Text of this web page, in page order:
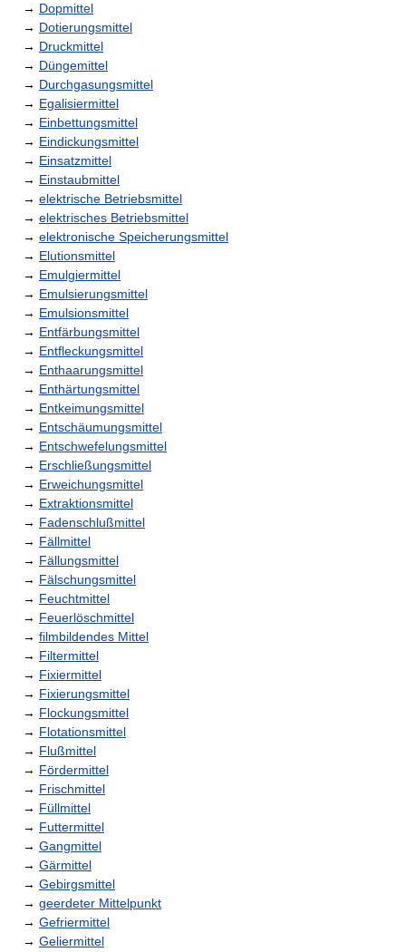
→ Dopmittel
→ Dotierungsmittel
→ Druckmittel
→ Düngemittel
→ Durchgasungsmittel
→ Egalisiermittel
→ Einbettungsmittel
→ Eindickungsmittel
→ Einsatzmittel
→ Einstaubmittel
→ elektrische Betriebsmittel
→ elektrisches Betriebsmittel
→ elektronische Speicherungsmittel
→ Elutionsmittel
→ Emulgiermittel
→ Emulsierungsmittel
→ Emulsionsmittel
→ Entfärbungsmittel
→ Entfleckungsmittel
→ Enthaarungsmittel
→ Enthärtungsmittel
→ Entkeimungsmittel
→ Entschäumungsmittel
→ Entschwefelungsmittel
→ Erschließungsmittel
→ Erweichungsmittel
→ Extraktionsmittel
→ Fadenschlußmittel
→ Fällmittel
→ Fällungsmittel
→ Fälschungsmittel
→ Feuchtmittel
→ Feuerlöschmittel
→ filmbildendes Mittel
→ Filtermittel
→ Fixiermittel
→ Fixierungsmittel
→ Flockungsmittel
→ Flotationsmittel
→ Flußmittel
→ Fördermittel
→ Frischmittel
→ Füllmittel
→ Futtermittel
→ Gangmittel
→ Gärmittel
→ Gebirgsmittel
→ geerdeter Mittelpunkt
→ Gefriermittel
→ Geliermittel